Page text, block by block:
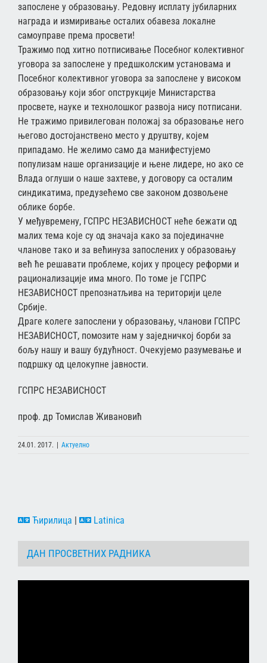
запослене у образовању. Редовну исплату јубиларних
награда и измиривање осталих обавеза локалне
самоуправе према просвети!
Тражимо под хитно потписивање Посебног колективног
уговора за запослене у предшколским установама и
Посебног колективног уговора за запослене у високом
образовању који због опструкције Министарства
просвете, науке и технолошког развоја нису потписани.
Не тражимо привилегован положај за образовање него
његово достојанствено место у друштву, којем
припадамо. Не желимо само да манифестујемо
популизам наше организације и њене лидере, но ако се
Влада оглуши о наше захтеве, у договору са осталим
синдикатима, предузећемо све законом дозвољене
облике борбе.
У међувремену, ГСПРС НЕЗАВИСНОСТ неће бежати од
малих тема које су од значаја како за појединачне
чланове тако и за већинуза запослених у образовању
већ ће решавати проблеме, којих у процесу реформи и
рационализације има много. По томе је ГСПРС
НЕЗАВИСНОСТ препознатљива на територији целе
Србије.
Драге колеге запослени у образовању, чланови ГСПРС
НЕЗАВИСНОСТ, помозите нам у заједничкој борби за
бољу нашу и вашу будућност. Очекујемо разумевање и
подршку од целокупне јавности.
ГСПРС НЕЗАВИСНОСТ
проф. др Томислав Живановић
24.01. 2017. | Актуелно
Ћирилица | Latinica
ДАН ПРОСВЕТНИХ РАДНИКА